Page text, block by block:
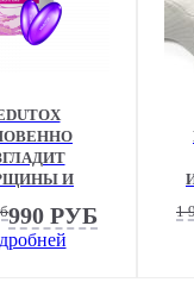
И
990 РУБ
1